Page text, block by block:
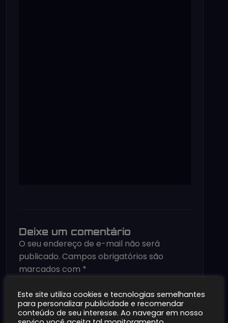
Deixe um comentário
O seu endereço de e-mail não será
publicado. Campos obrigatórios são
marcados com *
Este site utiliza cookies e tecnologias semelhantes
para personalizar publicidade e recomendar
conteúdo de seu interesse. Ao navegar em nosso